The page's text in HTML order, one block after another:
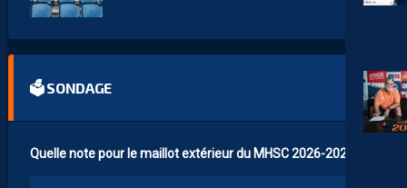
🗳 SONDAGE
Quelle note pour le maillot extérieur du MHSC 2026-2027 ?